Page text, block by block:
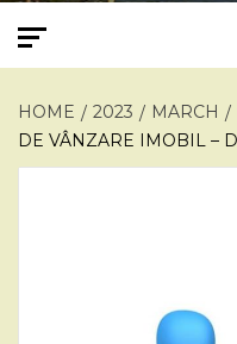
HOME 2023 MARCH
DE VÂNZARE IMOBIL –